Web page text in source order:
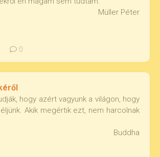
Müller Péter
0
hogy azért vagyunk a világon, hogy
Akik megértik ezt, nem harcolnak
Buddha